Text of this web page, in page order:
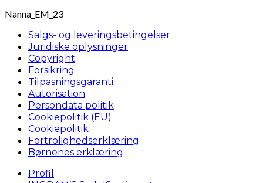
Nanna_EM_23
Salgs- og leveringsbetingelser
Juridiske oplysninger
Copyright
Forsikring
Tilpasningsgaranti
Autorisation
Persondata politik
Cookiepolitik (EU)
Cookiepolitik
Fortrolighedserklæring
Børnenes erklæring
Profil